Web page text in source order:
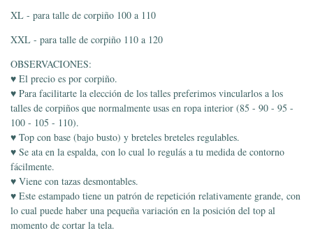
XL - para talle de corpiño 100 a 110
XXL - para talle de corpiño 110 a 120
OBSERVACIONES:
♥ El precio es por corpiño.
♥ Para facilitarte la elección de los talles preferimos vincularlos a los
talles de corpiños que normalmente usas en ropa interior (85 - 90 - 95 -
100 - 105 - 110).
♥ Top con base (bajo busto) y breteles breteles regulables.
♥ Se ata en la espalda, con lo cual lo regulás a tu medida de contorno
fácilmente.
♥ Viene con tazas desmontables.
♥ Este estampado tiene un patrón de repetición relativamente grande, con
lo cual puede haber una pequeña variación en la posición del top al
momento de cortar la tela.